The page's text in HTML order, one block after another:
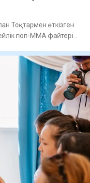
Тоқтармен өткізген
поп-ММА файтері